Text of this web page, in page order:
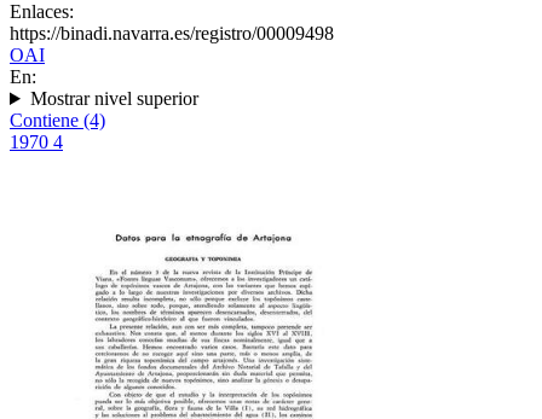
Enlaces:
https://binadi.navarra.es/registro/00009498
OAI
En:
Mostrar nivel superior
Contiene (4)
1970 4